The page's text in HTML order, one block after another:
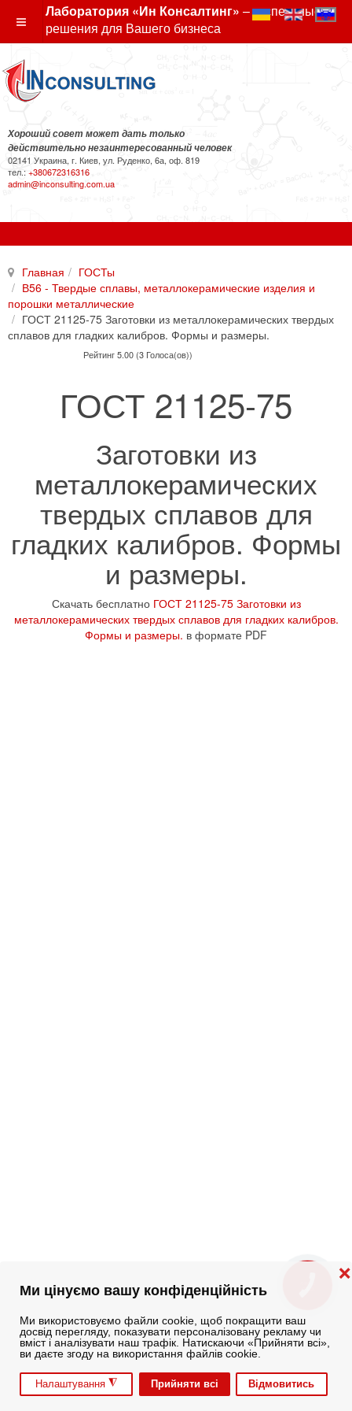
Ми цінуємо вашу конфіденційність
Ми використовуємо файли cookie, щоб покращити ваш
досвід перегляду, показувати персоналізовану рекламу чи
вміст і аналізувати наш трафік. Натискаючи «Прийняти всі»,
ви даєте згоду на використання файлів cookie.
Налаштування ◮ Прийняти всі Відмовитись
❌
Лаборатория «Ин Консалтинг» – экспертные
решения для Вашего бизнеса
Хороший совет может дать только
действительно незаинтересованный человек
02141 Украина, г. Киев, ул. Руденко, 6а, оф. 819
тел.: +380672316316
admin@inconsulting.com.ua
Главная
ГОСТы
В56 - Твердые сплавы, металлокерамические изделия и
порошки металлические
ГОСТ 21125-75 Заготовки из металлокерамических твердых
сплавов для гладких калибров. Формы и размеры.
Рейтинг 5.00 (3 Голоса(ов))
ГОСТ 21125-75
Заготовки из
металлокерамических
твердых сплавов для
гладких калибров. Формы
и размеры.
Скачать бесплатно ГОСТ 21125-75 Заготовки из
металлокерамических твердых сплавов для гладких калибров.
Формы и размеры. в формате PDF